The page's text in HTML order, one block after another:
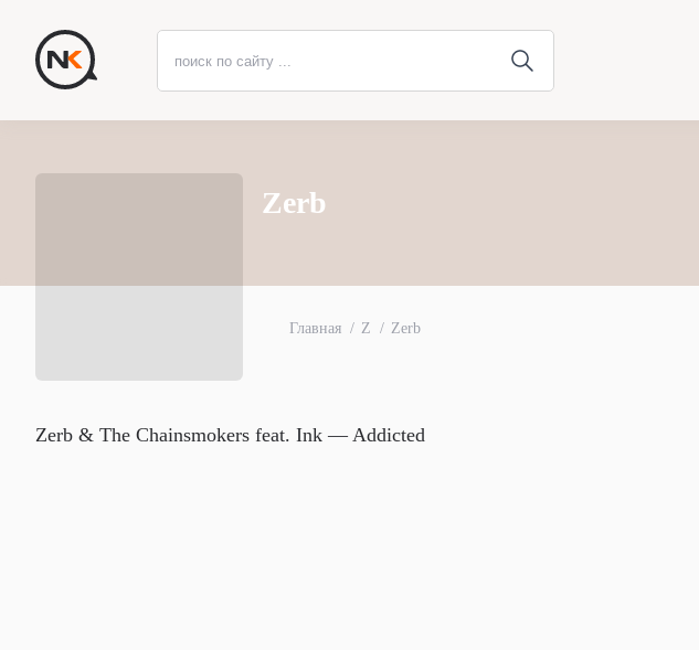
Zerb
Главная Z Zerb
Zerb & The Chainsmokers feat. Ink — Addicted